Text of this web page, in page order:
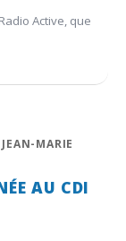
Active, que
MARIE
AU CDI